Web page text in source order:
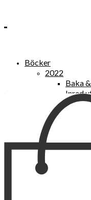
Böcker
2022
Baka
Inred
Power
2021
“Vi
Det
I